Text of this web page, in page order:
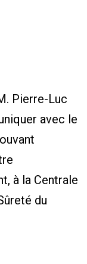
Pierre-Luc
avec le
à la Centrale
du